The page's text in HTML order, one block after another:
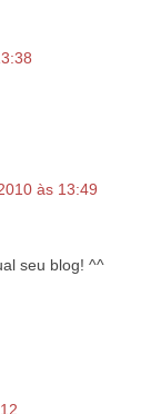
às 13:49
seu blog! ^^